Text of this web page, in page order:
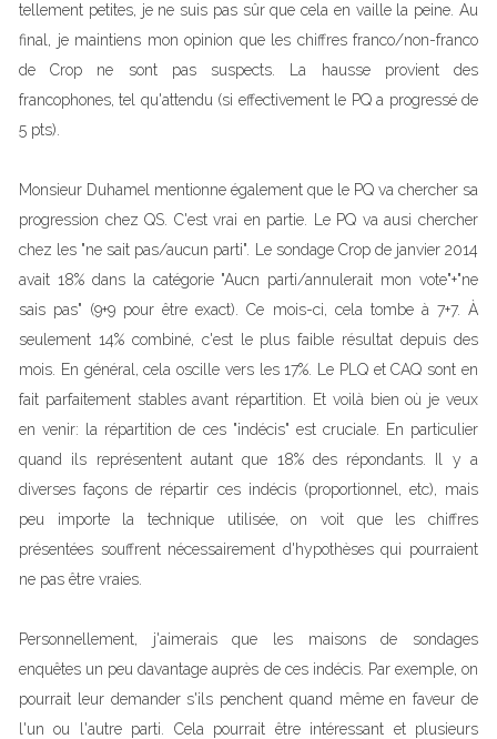
tellement petites, je ne suis pas sûr que cela en vaille la peine. Au
final, je maintiens mon opinion que les chiffres franco/non-franco
de Crop ne sont pas suspects. La hausse provient des
francophones, tel qu'attendu (si effectivement le PQ a progressé de
5 pts).
Monsieur Duhamel mentionne également que le PQ va chercher sa
progression chez QS. C'est vrai en partie. Le PQ va ausi chercher
chez les "ne sait pas/aucun parti". Le sondage Crop de janvier 2014
avait 18% dans la catégorie "Aucn parti/annulerait mon vote"+"ne
sais pas" (9+9 pour être exact). Ce mois-ci, cela tombe à 7+7. À
seulement 14% combiné, c'est le plus faible résultat depuis des
mois. En général, cela oscille vers les 17%. Le PLQ et CAQ sont en
fait parfaitement stables avant répartition. Et voilà bien où je veux
en venir: la répartition de ces "indécis" est cruciale. En particulier
quand ils représentent autant que 18% des répondants. Il y a
diverses façons de répartir ces indécis (proportionnel, etc), mais
peu importe la technique utilisée, on voit que les chiffres
présentées souffrent nécessairement d'hypothèses qui pourraient
ne pas être vraies.
Personnellement, j'aimerais que les maisons de sondages
enquêtes un peu davantage auprès de ces indécis. Par exemple, on
pourrait leur demander s'ils penchent quand même en faveur de
l'un ou l'autre parti. Cela pourrait être intéressant et plusieurs